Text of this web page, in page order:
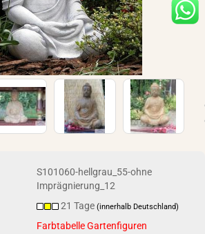
S101060-hellgrau_55-ohne
Imprägnierung_12
21 Tage(innerhalb Deutschland)
Farbtabelle Gartenfiguren